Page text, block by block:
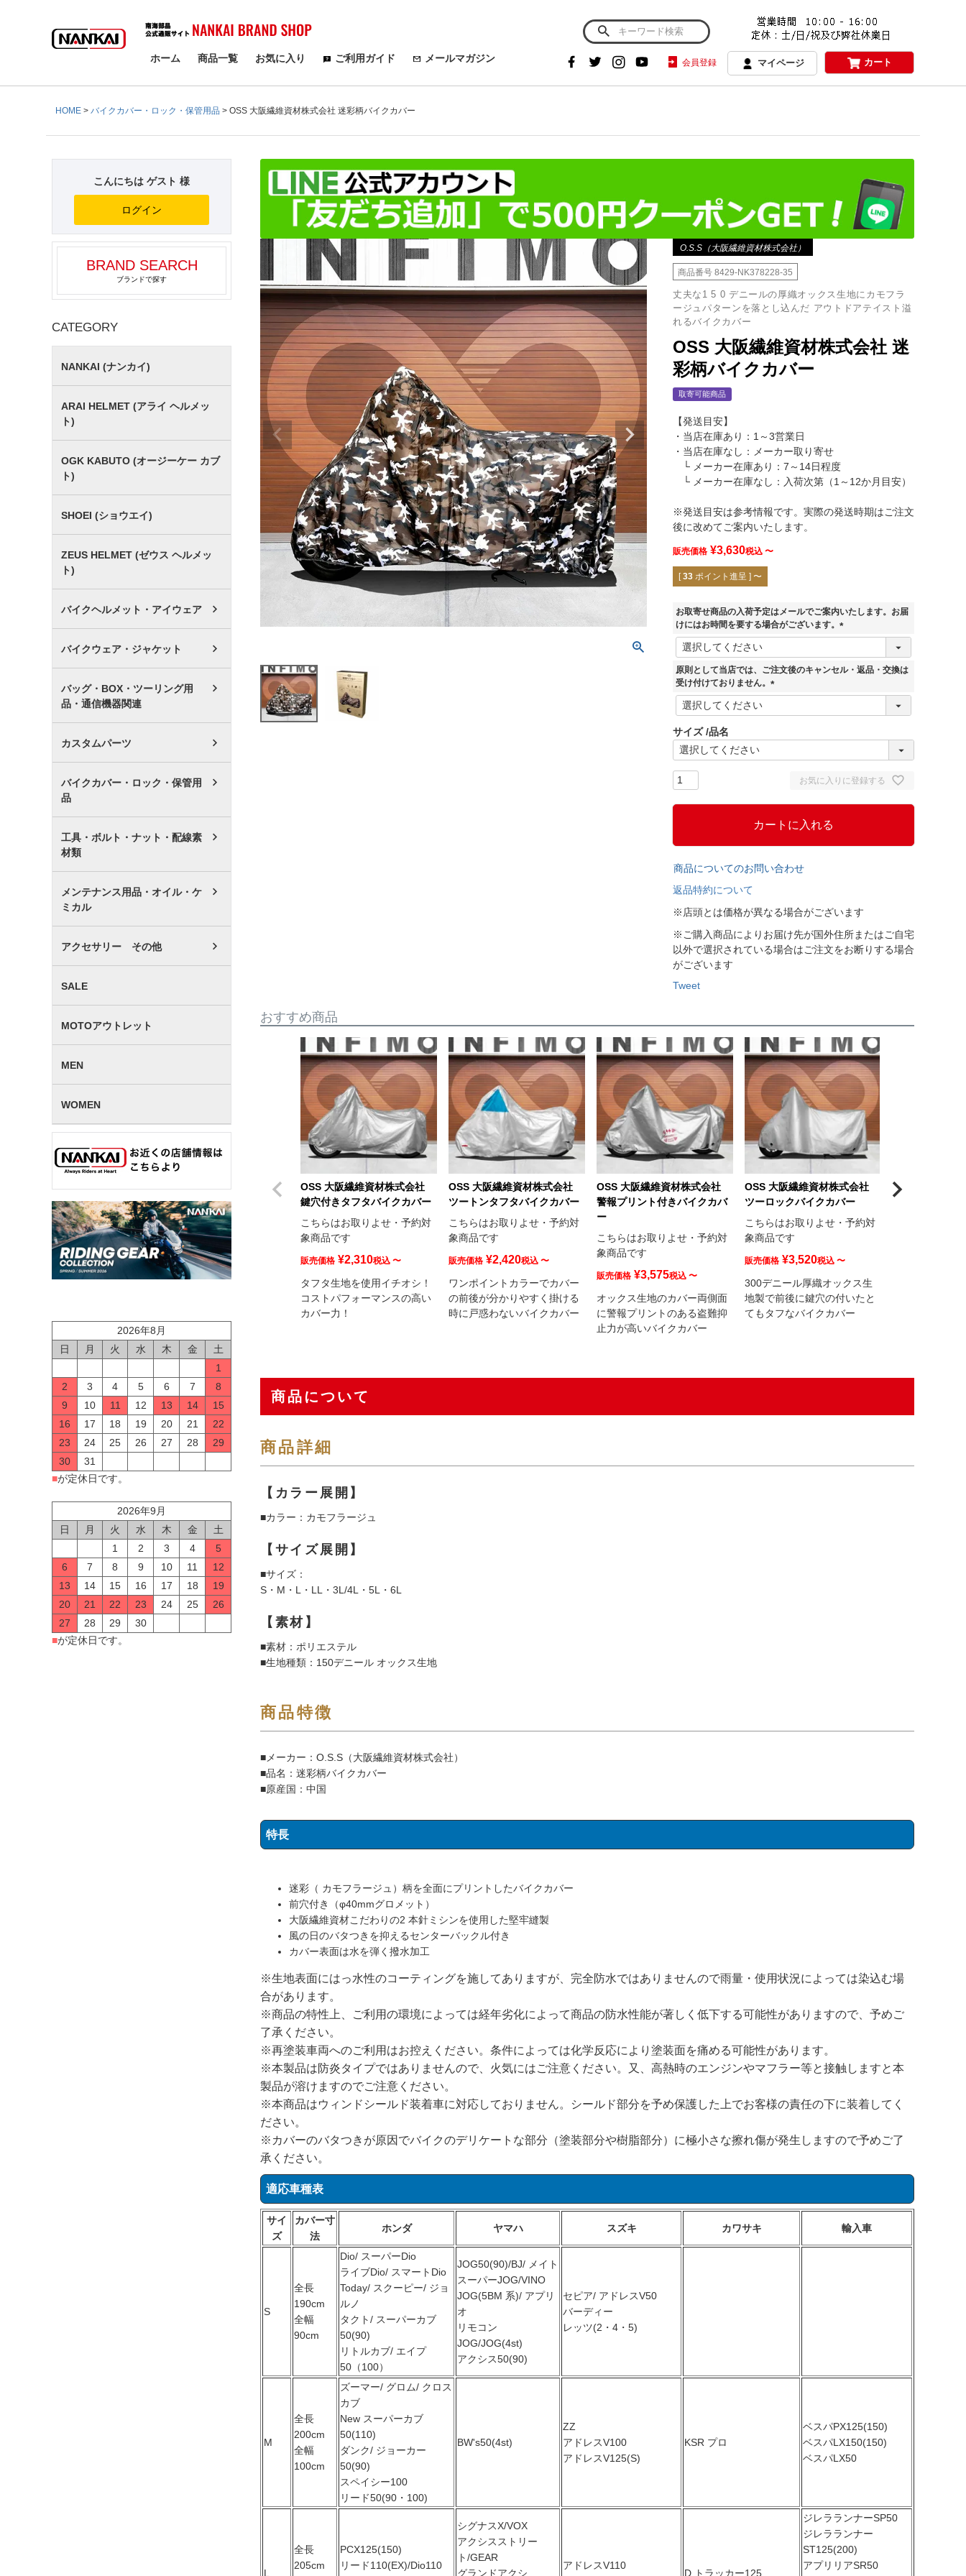
検索
ホーム 商品一覧 お気に入り ご利用ガイド メールマガジン 会員登録 マイページ カート
HOME バイクカバー・ロック・保管用品 OSS 大阪繊維資材株式会社 迷彩柄バイクカバー
こんにちは ゲスト 様
ログイン
BRAND SEARCH
ブランドで探す
CATEGORY
NANKAI (ナンカイ)
ARAI HELMET (アライ ヘルメッ
ト)
OGK KABUTO (オージーケー カブ
ト)
SHOEI (ショウエイ)
ZEUS HELMET (ゼウス ヘルメッ
ト)
バイクヘルメット・アイウェア
バイクウェア・ジャケット
バッグ・BOX・ツーリング用
品・通信機器関連
カスタムパーツ
バイクカバー・ロック・保管用
品
工具・ボルト・ナット・配線素
材類
メンテナンス用品・オイル・ケ
ミカル
アクセサリー その他
SALE
MOTOアウトレット
MEN
WOMEN
2026年8月
日
月 火 水 木 金
土
1
2
3 4 5 6 7
8
9
10 11 12 13 14
15
16
17 18 19 20 21
22
23
24 25 26 27 28
29
30
31
■が定休日です。
2026年9月
日
月 火 水 木 金
土
1
2 3 4
5
6
7 8 9 10 11
12
13
14 15 16 17 18
19
20
21 22 23 24 25
26
27
28 29
30
■が定休日です。
O.S.S（大阪繊維資材株式会社）
商品番号 8429-NK378228-35
丈夫な1 5 0 デニールの厚織オックス生地にカモフラ
ージュパターンを落とし込んだ アウトドアテイスト溢
れるバイクカバー
OSS 大阪繊維資材株式会社 迷
彩柄バイクカバー
取寄可能商品
【発送目安】
・当店在庫あり：1～3営業日
・当店在庫なし：メーカー取り寄せ
└ メーカー在庫あり：7～14日程度
└ メーカー在庫なし：入荷次第（1～12か月目安）
※発送目安は参考情報です。実際の発送時期はご注文
後に改めてご案内いたします。
販売価格 ¥3,630税込 〜
[ 33 ポイント進呈 ] 〜
お取寄せ商品の入荷予定はメールでご案内いたします。お届
けにはお時間を要する場合がございます。
(
須
原則として当店では、ご注文後のキャンセル・返品・交換は
受け付けておりません。
(
)
サイズ 品名
お気に入りに登録する
カートに入れる
商品についてのお問い合わせ
返品特約について
※店頭とは価格が異なる場合がございます
※ご購入商品によりお届け先が国外住所またはご自宅
以外で選択されている場合はご注文をお断りする場合
がございます
Tweet
おすすめ商品
OSS 大阪繊維資材株式会社
鍵穴付きタフタバイクカバー
こちらはお取りよせ・予約対
象商品です
販売価格 ¥2,310税込 〜
タフタ生地を使用イチオシ！
コストパフォーマンスの高い
カバー力！
OSS 大阪繊維資材株式会社
ツートンタフタバイクカバー
こちらはお取りよせ・予約対
象商品です
販売価格 ¥2,420税込 〜
ワンポイントカラーでカバー
の前後が分かりやすく掛ける
時に戸惑わないバイクカバー
OSS 大阪繊維資材株式会社
警報プリント付きバイクカバ
ー
こちらはお取りよせ・予約対
象商品です
販売価格 ¥3,575税込 〜
オックス生地のカバー両側面
に警報プリントのある盗難抑
止力が高いバイクカバー
OSS 大阪繊維資材株式会社
ツーロックバイクカバー
こちらはお取りよせ・予約対
象商品です
販売価格 ¥3,520税込 〜
300デニール厚織オックス生
地製で前後に鍵穴の付いたと
てもタフなバイクカバー
商品について
商品詳細
【カラー展開】
■カラー：カモフラージュ
【サイズ展開】
■サイズ：
S・M・L・LL・3L/4L・5L・6L
【素材】
■素材：ポリエステル
■生地種類：150デニール オックス生地
商品特徴
■メーカー：O.S.S（大阪繊維資材株式会社）
■品名：迷彩柄バイクカバー
■原産国：中国
特長
迷彩（ カモフラージュ）柄を全面にプリントしたバイクカバー
前穴付き（φ40mmグロメット）
大阪繊維資材こだわりの2 本針ミシンを使用した堅牢縫製
風の日のバタつきを抑えるセンターバックル付き
カバー表面は水を弾く撥水加工
※生地表面にはっ水性のコーティングを施してありますが、完全防水ではありませんので雨量・使用状況によっては染込む場
合があります。
※商品の特性上、ご利用の環境によっては経年劣化によって商品の防水性能が著しく低下する可能性がありますので、予めご
了承ください。
※再塗装車両へのご利用はお控えください。条件によっては化学反応により塗装面を痛める可能性があります。
※本製品は防炎タイプではありませんので、火気にはご注意ください。又、高熱時のエンジンやマフラー等と接触しますと本
製品が溶けますのでご注意ください。
※本商品はウィンドシールド装着車に対応しておりません。シールド部分を予め保護した上でお客様の責任の下に装着してく
ださい。
※カバーのバタつきが原因でバイクのデリケートな部分（塗装部分や樹脂部分）に極小さな擦れ傷が発生しますので予めご了
承ください。
適応車種表
サイ
ズ
カバー寸
法
ホンダ ヤマハ スズキ カワサキ 輸入車
S
全長
190cm
全幅
90cm
Dio/ スーパーDio
ライブDio/ スマートDio
Today/ スクーピー/ ジョ
ルノ
タクト/ スーパーカブ
50(90)
リトルカブ/ エイプ
50（100）
JOG50(90)/BJ/ メイト
スーパーJOG/VINO
JOG(5BM 系)/ アプリ
オ
リモコン
JOG/JOG(4st)
アクシス50(90)
セピア/ アドレスV50
バーディー
レッツ(2・4・5)
M
全長
200cm
全幅
100cm
ズーマー/ グロム/ クロス
カブ
New スーパーカブ
50(110)
ダンク/ ジョーカー
50(90)
スペイシー100
リード50(90・100)
BW's50(4st)
ZZ
アドレスV100
アドレスV125(S)
KSR プロ
ベスパPX125(150)
ベスパLX150(150)
ベスパLX50
L
全長
205cm
PCX125(150)
リード110(EX)/Dio110
シグナスX/VOX
アクシスストリー
ト/GEAR
グランドアクシ
アドレスV110
D トラッカー125
ジレラランナーSP50
ジレラランナー
ST125(200)
アプリリアSR50